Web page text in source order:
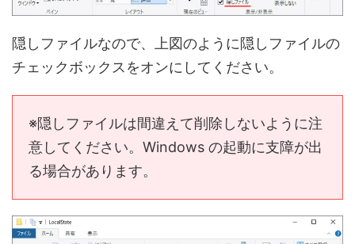
隠しファイルなので、上図のように隠しファイルの
チェックボックスをオンにしてください。
※隠しファイルは間違えて削除しないように注
意してください。Windows の起動に支障が出
る場合があります。